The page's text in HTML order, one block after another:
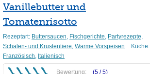
Vanillebutter und
Tomatenrisotto
Rezeptart: Buttersaucen, Fischgerichte, Partyrezepte,
Schalen- und Krustentiere, Warme Vorspeisen
Küche:
Französisch, Italienisch
Bewertung: (5 /5)